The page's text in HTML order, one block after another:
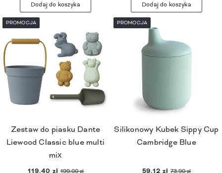
Dodaj do koszyka Dodaj do koszyka
Zestaw do piasku Dante
Liewood Classic blue multi
mix
119,40 zł 199,00 zł
PROMOCJA
Silikonowy Kubek Sippy Cup
Cambridge Blue
59,12 zł 73,90 zł
PROMOCJA